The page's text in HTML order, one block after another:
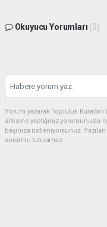
Okuyucu Yorumları (0)
Yorum yazarak Topluluk
sitesine yaptığınız
başınıza üstleniyorsunuz.
sorumlu tutulamaz.